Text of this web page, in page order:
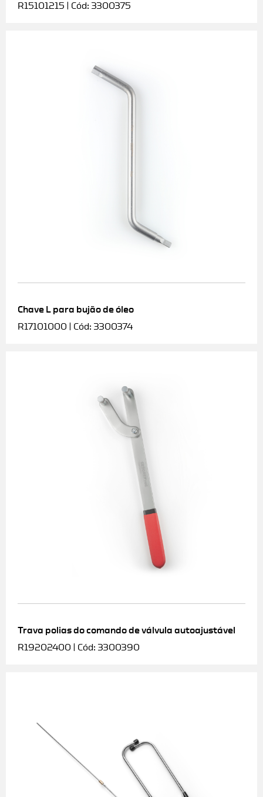
R15101215 | Cód: 3300375
Chave L para bujão de óleo
R17101000 | Cód: 3300374
Trava polias do comando de válvula autoajustável
R19202400 | Cód: 3300390